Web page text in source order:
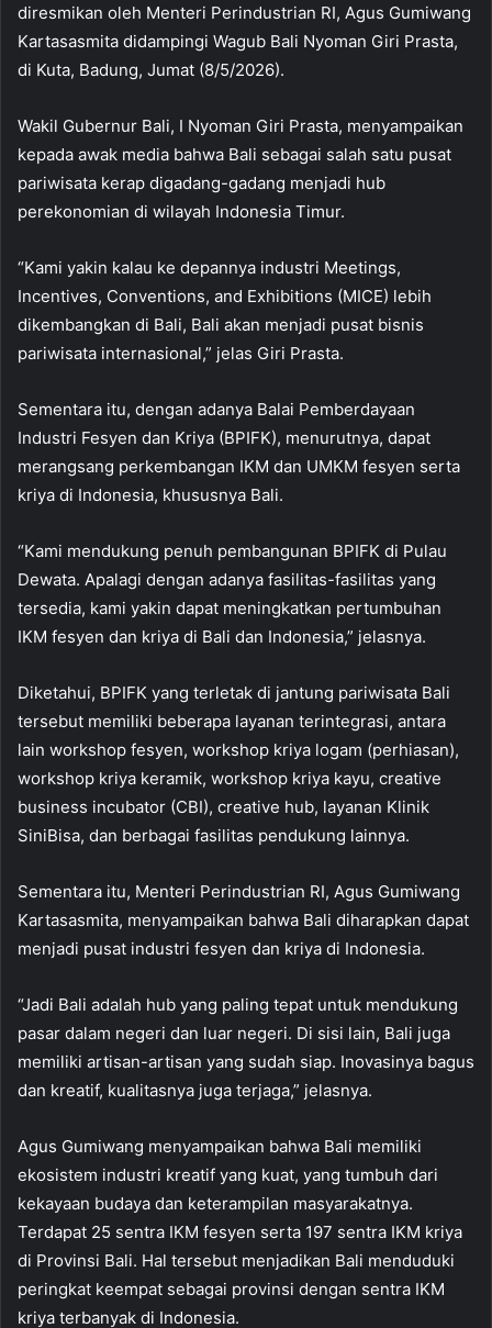
diresmikan oleh Menteri Perindustrian RI, Agus Gumiwang
Kartasasmita didampingi Wagub Bali Nyoman Giri Prasta,
di Kuta, Badung, Jumat (8/5/2026).
Wakil Gubernur Bali, I Nyoman Giri Prasta, menyampaikan
kepada awak media bahwa Bali sebagai salah satu pusat
pariwisata kerap digadang-gadang menjadi hub
perekonomian di wilayah Indonesia Timur.
“Kami yakin kalau ke depannya industri Meetings,
Incentives, Conventions, and Exhibitions (MICE) lebih
dikembangkan di Bali, Bali akan menjadi pusat bisnis
pariwisata internasional,” jelas Giri Prasta.
Sementara itu, dengan adanya Balai Pemberdayaan
Industri Fesyen dan Kriya (BPIFK), menurutnya, dapat
merangsang perkembangan IKM dan UMKM fesyen serta
kriya di Indonesia, khususnya Bali.
“Kami mendukung penuh pembangunan BPIFK di Pulau
Dewata. Apalagi dengan adanya fasilitas-fasilitas yang
tersedia, kami yakin dapat meningkatkan pertumbuhan
IKM fesyen dan kriya di Bali dan Indonesia,” jelasnya.
Diketahui, BPIFK yang terletak di jantung pariwisata Bali
tersebut memiliki beberapa layanan terintegrasi, antara
lain workshop fesyen, workshop kriya logam (perhiasan),
workshop kriya keramik, workshop kriya kayu, creative
business incubator (CBI), creative hub, layanan Klinik
SiniBisa, dan berbagai fasilitas pendukung lainnya.
Sementara itu, Menteri Perindustrian RI, Agus Gumiwang
Kartasasmita, menyampaikan bahwa Bali diharapkan dapat
menjadi pusat industri fesyen dan kriya di Indonesia.
“Jadi Bali adalah hub yang paling tepat untuk mendukung
pasar dalam negeri dan luar negeri. Di sisi lain, Bali juga
memiliki artisan-artisan yang sudah siap. Inovasinya bagus
dan kreatif, kualitasnya juga terjaga,” jelasnya.
Agus Gumiwang menyampaikan bahwa Bali memiliki
ekosistem industri kreatif yang kuat, yang tumbuh dari
kekayaan budaya dan keterampilan masyarakatnya.
Terdapat 25 sentra IKM fesyen serta 197 sentra IKM kriya
di Provinsi Bali. Hal tersebut menjadikan Bali menduduki
peringkat keempat sebagai provinsi dengan sentra IKM
kriya terbanyak di Indonesia.